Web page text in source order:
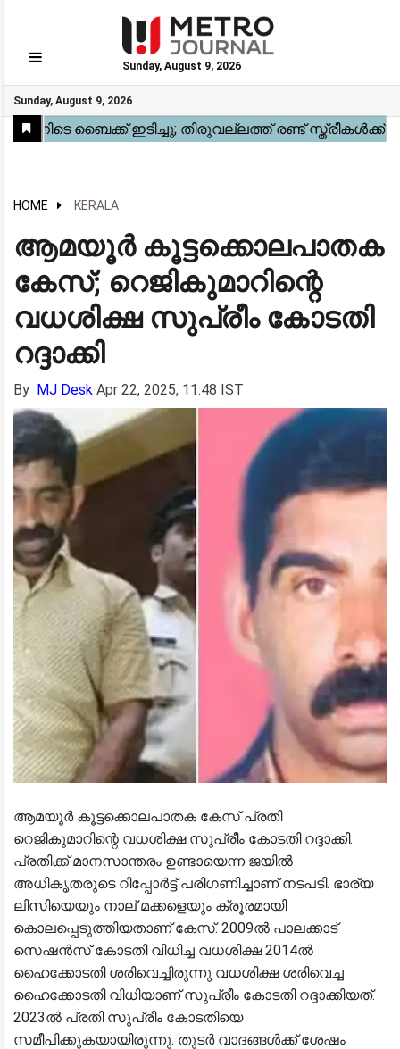
Sunday, August 9, 2026
Sunday, August 9, 2026
GO
Home
Kerala
National
Gulf
World
Sports
Movies
Health
Automobile
Travel
Education
Novel
Business
Technology
Webstory
HOME KERALA
ആമയൂർ കൂട്ടക്കൊലപാതക
കേസ്; റെജികുമാറിന്റെ
വധശിക്ഷ സുപ്രീം കോടതി
റദ്ദാക്കി
By MJ Desk Apr 22, 2025, 11:48 IST
ആമയൂർ കൂട്ടക്കൊലപാതക കേസ് പ്രതി
റെജികുമാറിന്റെ വധശിക്ഷ സുപ്രീം കോടതി റദ്ദാക്കി.
പ്രതിക്ക് മാനസാന്തരം ഉണ്ടായെന്ന ജയിൽ
അധികൃതരുടെ റിപ്പോർട്ട് പരിഗണിച്ചാണ് നടപടി. ഭാര്യ
ലിസിയെയും നാല് മക്കളെയും ക്രൂരമായി
കൊലപ്പെടുത്തിയതാണ് കേസ്. 2009ൽ പാലക്കാട്
സെഷൻസ് കോടതി വിധിച്ച വധശിക്ഷ 2014ൽ
ഹൈക്കോടതി ശരിവെച്ചിരുന്നു വധശിക്ഷ ശരിവെച്ച
ഹൈക്കോടതി വിധിയാണ് സുപ്രീം കോടതി റദ്ദാക്കിയത്.
2023ൽ പ്രതി സുപ്രീം കോടതിയെ
സമീപിക്കുകയായിരുന്നു. തുടർ വാദങ്ങൾക്ക് ശേഷം